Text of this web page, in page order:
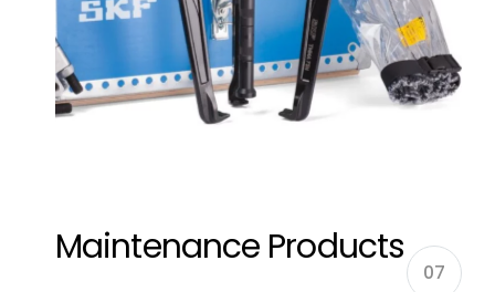
Maintenance Products
07